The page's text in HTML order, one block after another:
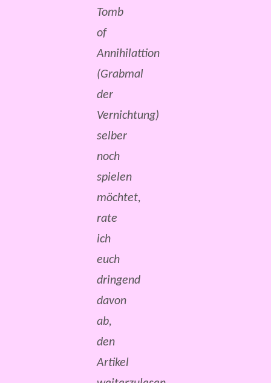
Tomb
of
Annihilattion
(Grabmal
der
Vernichtung)
selber
noch
spielen
möchtet,
rate
ich
euch
dringend
davon
ab,
den
Artikel